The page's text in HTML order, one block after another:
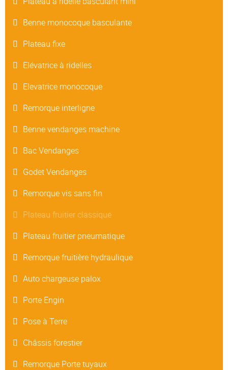
Benne monocoque basculante
Plateau fixe
Elévatrice à ridelles
Elevatrice monocoque
Remorque interligne
Benne vendanges machine
Bac Vendanges
Godet Vendanges
Remorque vis sans fin
Plateau fruitier classique
Plateau fruitier pneumatique
Remorque fruitière hydraulique
Auto chargeuse palox
Porte Engin
Pose à Terre
Châssis forestier
Remorque Porte tuyaux